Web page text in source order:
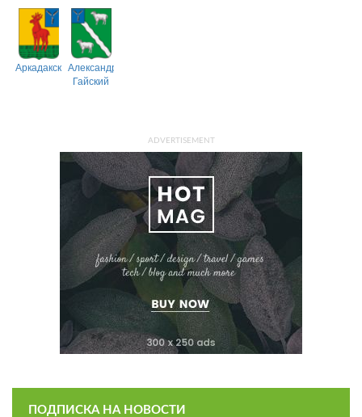
АркадакскийАлександрово-
Гайский
ADVERTISEMENT
ПОДПИСКА НА НОВОСТИ